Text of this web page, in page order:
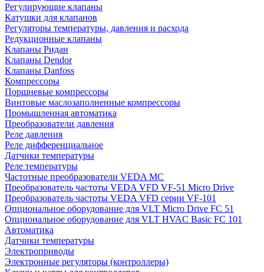
Регулирующие клапаны
Катушки для клапанов
Регуляторы температуры, давления и расхода
Редукционные клапаны
Клапаны Ридан
Клапаны Dendor
Клапаны Danfoss
Компрессоры
Поршневые компрессоры
Винтовые маслозаполненные компрессоры
Промышленная автоматика
Преобразователи давления
Реле давления
Реле дифференциальное
Датчики температуры
Реле температуры
Частотные преобразователи VEDA MC
Преобразователь частоты VEDA VFD VF-51 Micro Drive
Преобразователь частоты VEDA VFD серии VF-101
Опциональное оборудование для VLT Micro Drive FC 51
Опциональное оборудование для VLT HVAC Basic FC 101
Автоматика
Датчики температуры
Электроприводы
Электронные регуляторы (контроллеры)